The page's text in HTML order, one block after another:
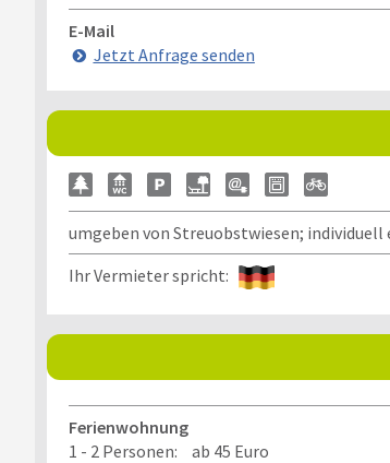
E-Mail
Jetzt Anfrage senden
umgeben von Streuobstwiesen;
Ihr Vermieter spricht:
Ferienwohnung
1 - 2 Personen:
ab 45 Euro